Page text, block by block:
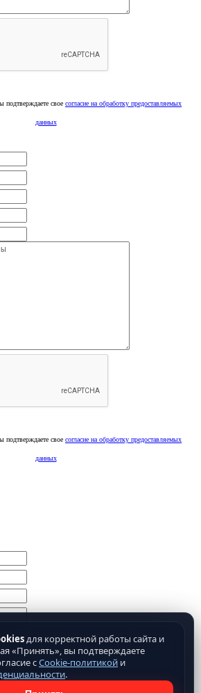
свое согласие на обработку предоставляемых
данных
свое согласие на обработку предоставляемых
данных
для корректной работы сайта и
«Принять», вы подтверждаете
сCookie-политикой и
.